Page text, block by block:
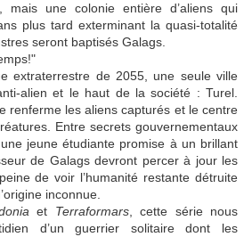
mais une colonie entière d’aliens qui
plus tard exterminant la quasi-totalité
seront baptisés Galags.
extraterrestre de 2055, une seule ville
alien et le haut de la société : Turel.
renferme les aliens capturés et le centre
Entre secrets gouvernementaux
jeune étudiante promise à un brillant
de Galags devront percer à jour les
de voir l’humanité restante détruite
inconnue.
et Terraformars, cette série nous
d’un guerrier solitaire dont les